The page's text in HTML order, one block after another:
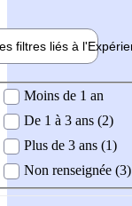
filtres liés à l'
demandée
Moins de 1 an
De 1 à 3 ans (2)
Plus de 3 ans (1)
Non renseignée (3)